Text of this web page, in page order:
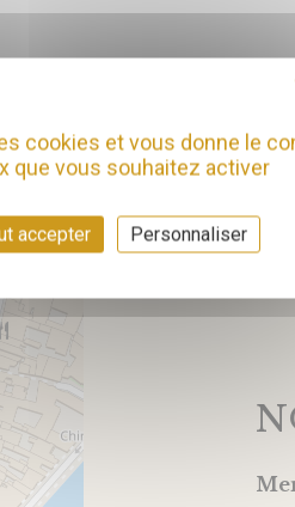
M N O P Q
mot pour cette lettre
cookies et vous donne le
que vous souhaitez activer
accepter Personnaliser